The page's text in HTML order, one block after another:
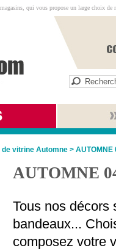
qui vous propose un large choix de
vitrine Automne > AUTOMNE
AUTOMNE
Tous nos décors
bandeaux...
composez votre